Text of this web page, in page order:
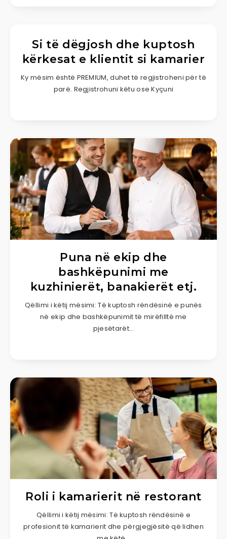
Si të dëgjosh dhe kuptosh
kërkesat e klientit si kamarier
Ky mësim është PREMIUM, duhet të regjistroheni për të
parë. Regjistrohuni këtu ose Kyçuni
Puna në ekip dhe
bashkëpunimi me
kuzhinierët, banakierët etj.
Qëllimi i këtij mësimi: Të kuptosh rëndësinë e punës
në ekip dhe bashkëpunimit të mirëfilltë me
pjesëtarët…
Roli i kamarierit në restorant
Qëllimi i këtij mësimi: Të kuptosh rëndësinë e
profesionit të kamarierit dhe përgjegjësitë që lidhen